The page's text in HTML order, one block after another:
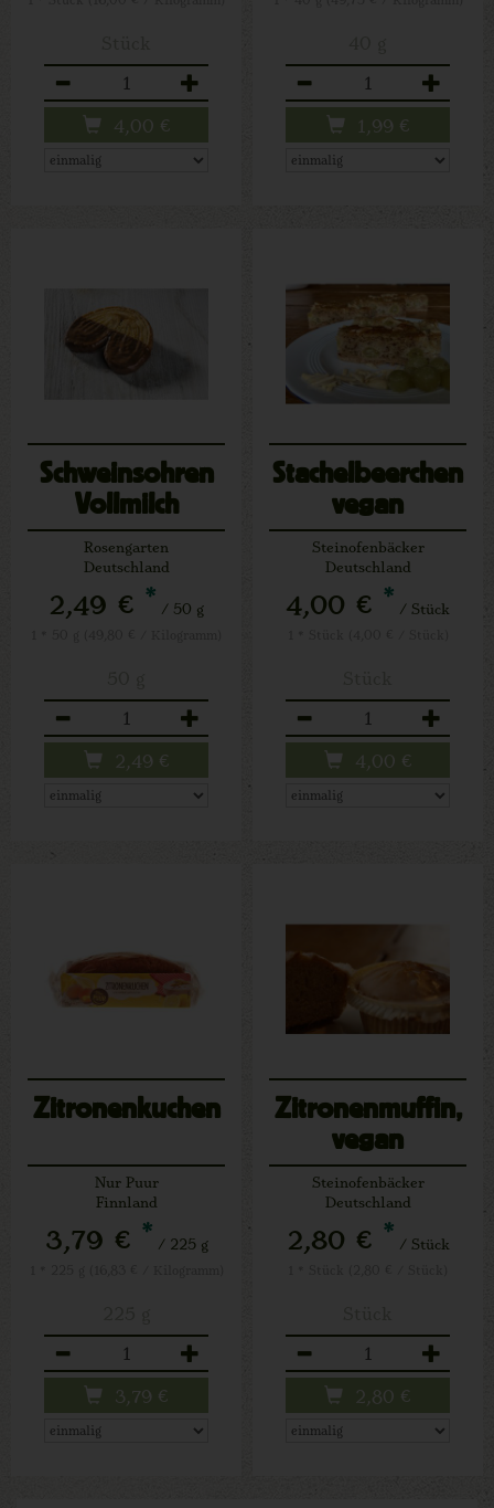
4,00 € 1,99 €
Schweinsohren
Vollmilch
Rosengarten
Deutschland
2,49 € * / 50 g
2,49 €
Stachelbeerchen
vegan
Steinofenbäcker
Deutschland
4,00 € * / Stück
4,00 €
Zitronenkuchen
Nur Puur
Finnland
3,79 € * / 225 g
3,79 €
Zitronenmuffin,
vegan
Steinofenbäcker
Deutschland
2,80 € * / Stück
2,80 €